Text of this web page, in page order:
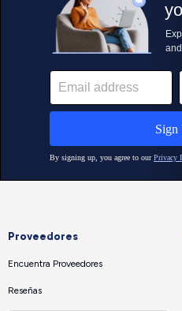
Proveedores
Encuentra Proveedores
Reseñas